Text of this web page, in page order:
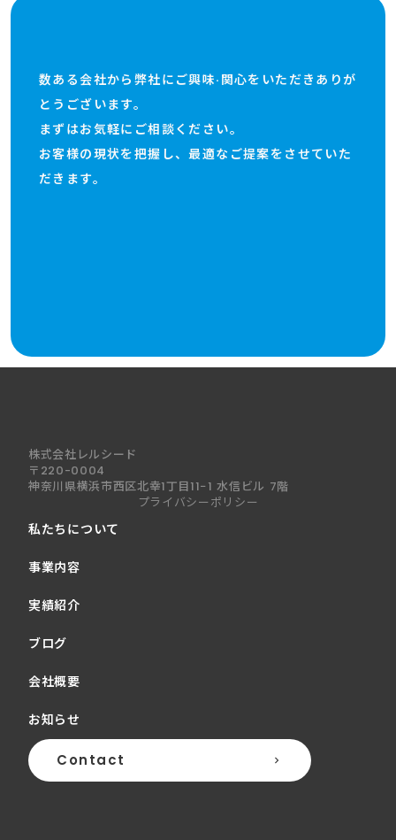
数ある会社から弊社にご興味·関心をいただきありが
とうございます。
まずはお気軽にご相談ください。
お客様の現状を把握し、最適なご提案をさせていた
だきます。
株式会社レルシード
〒220-0004
神奈川県横浜市西区北幸1丁目11−1 水信ビル 7階
プライバシーポリシー
私たちについて
事業内容
実績紹介
ブログ
会社概要
お知らせ
Contact keyboard_arrow_right